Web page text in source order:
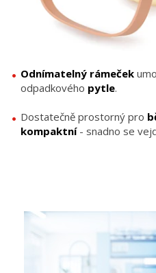
Odnímatelný rámeček
odpadkového pytle.
Dostatečně prostorný pro
kompaktní- snadno se